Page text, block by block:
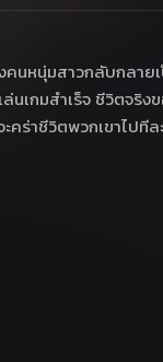
หนุ่มสาวกลับกลายเ
นเกมสำเร็จ ชีวิตจ
ร่าชีวิตพวกเขาไป